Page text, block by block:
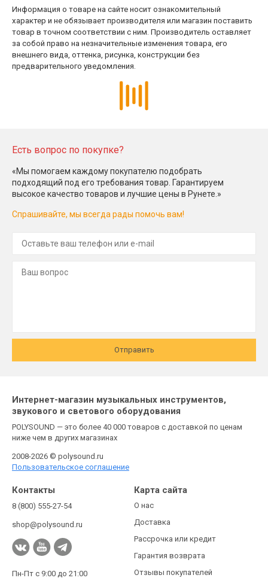
Информация о товаре на сайте носит ознакомительный
характер и не обязывает производителя или магазин поставить
товар в точном соответствии с ним. Производитель оставляет
за собой право на незначительные изменения товара, его
внешнего вида, оттенка, рисунка, конструкции без
предварительного уведомления.
Есть вопрос по покупке?
«Мы помогаем каждому покупателю подобрать
подходящий под его требования товар. Гарантируем
высокое качество товаров и лучшие цены в Рунете.»
Спрашивайте, мы всегда рады помочь вам!
Отправить
Интернет-магазин музыкальных инструментов,
звукового и светового оборудования
POLYSOUND — это более 40 000 товаров с доставкой по ценам
ниже чем в других магазинах
2008-2026 © polysound.ru
Пользовательское соглашение
Контакты
8 (800) 555-27-54
shop@polysound.ru
Пн-Пт с 9:00 до 21:00
Карта сайта
О нас
Доставка
Рассрочка или кредит
Гарантия возврата
Отзывы покупателей